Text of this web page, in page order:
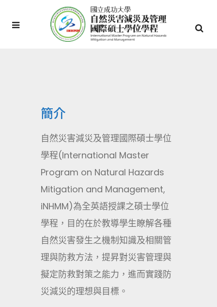
簡介
自然災害減災及管理國際碩士學位
學程(International Master
Program on Natural Hazards
Mitigation and Management,
iNHMM)為全英語授課之碩士學位
學程，目的在於教導學生瞭解各種
自然災害發生之機制知識及相關管
理與防救方法，提昇對災害管理與
擬定防救對策之能力，進而實踐防
災減災的理想與目標。